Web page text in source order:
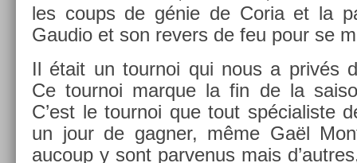
les coups de génie de Coria et la
Gaudio et son re­v­ers de feu pour se
Il était un tour­noi qui nous a privés
Ce tour­noi mar­que la fin de la
C’est le tour­noi que tout spécialis­te
un jour de gagn­er, même Gaël
aucoup y sont par­venus mais